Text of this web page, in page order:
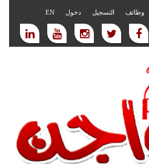
وظائف التسجيل دخول EN